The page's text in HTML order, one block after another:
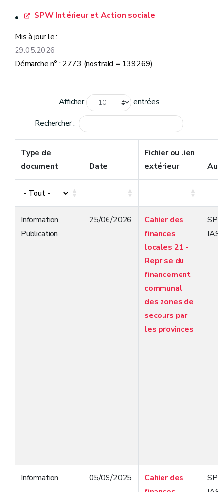
SPW Intérieur et Action sociale
Mis à jour le :
29.05.2026
Démarche n° : 2773 (nostraId = 139269)
Afficher
entrées
Rechercher :
Type de
document
Date
Fichier ou lien
extérieur
Information,
Publication
25/06/2026
Cahier des
finances
locales 21 -
Reprise du
financement
communal
des zones de
secours par
les provinces
Information 05/09/2025
Cahier des